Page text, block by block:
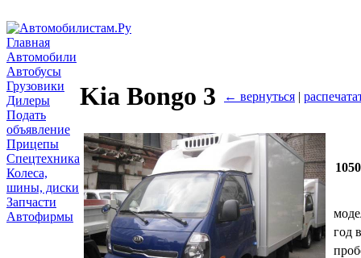
Главная
Автомобили
Автобусы
Грузовики
Дилеры
Подать
объявление
Прицепы
Спецтехника
Колеса,
шины, диски
Запчасти
Автофирмы
Kia Bongo 3 ← вернуться |
год